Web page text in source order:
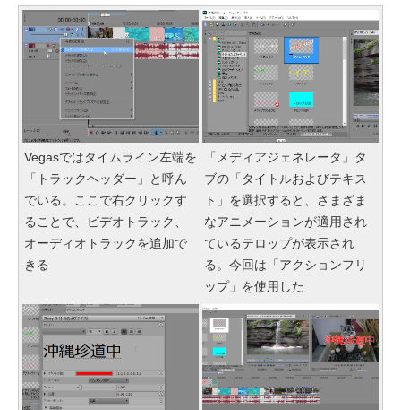
Vegasではタイムライン左端を
「トラックヘッダー」と呼ん
でいる。ここで右クリックす
ることで、ビデオトラック、
オーディオトラックを追加で
きる
「メディアジェネレータ」タ
ブの「タイトルおよびテキス
ト」を選択すると、さまざま
なアニメーションが適用され
ているテロップが表示され
る。今回は「アクションフリ
ップ」を使用した